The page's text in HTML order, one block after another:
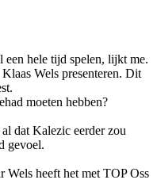
hele tijd spelen, lijkt me.
Wels presenteren. Dit
moeten hebben?
dat Kalezic eerder zou
gevoel.
heeft het met TOP Oss